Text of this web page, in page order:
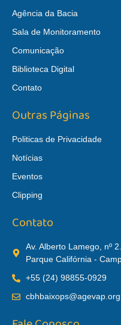
Agência da Bacia
Sala de Monitoramento
Comunicação
Biblioteca Digital
Contato
Outras Páginas
Politicas de Privacidade
Notícias
Eventos
Clipping
Contato
Av. Alberto Lamego, nº
Parque Califórnia -
+55 (24) 98855-0929